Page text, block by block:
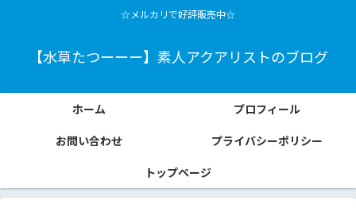
☆メルカリで好評販売中☆
【水草たつーーー】素人アクアリストのブログ
ホーム
プロフィール
お問い合わせ
プライバシーポリシー
トップページ